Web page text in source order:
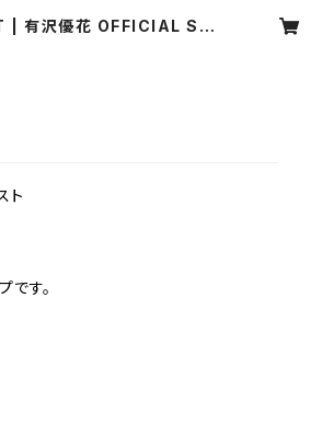
| 有沢優花 OFFICIAL SH
ト
です。